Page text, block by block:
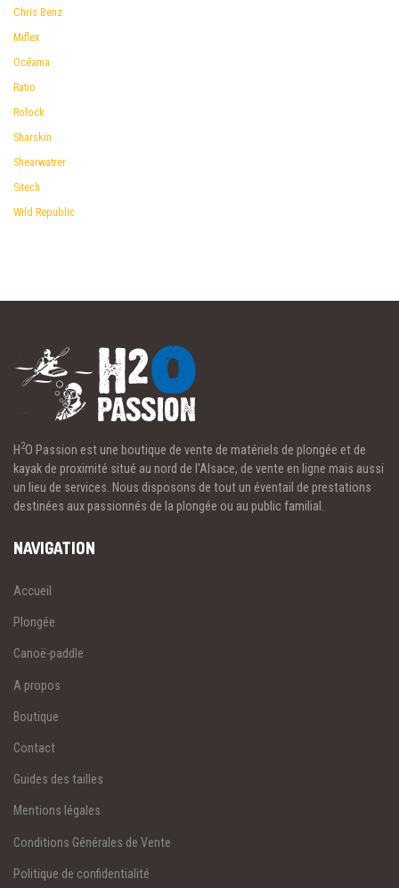
Chris Benz
Miflex
Océama
Ratio
Rolock
Sharskin
Shearwatrer
Sitech
Wild Republic
H2O Passion est une boutique de vente de matériels de plongée et de
kayak de proximité situé au nord de l'Alsace, de vente en ligne mais aussi
un lieu de services. Nous disposons de tout un éventail de prestations
destinées aux passionnés de la plongée ou au public familial.
NAVIGATION
Accueil
Plongée
Canoë-paddle
A propos
Boutique
Contact
Guides des tailles
Mentions légales
Conditions Générales de Vente
Politique de confidentialité